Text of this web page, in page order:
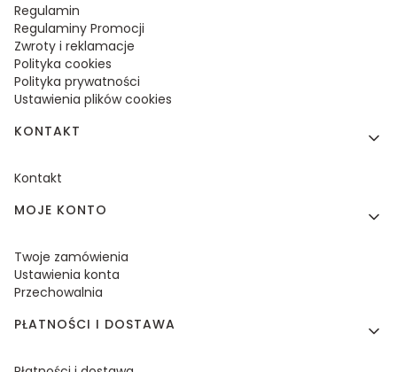
Regulamin
Regulaminy Promocji
Zwroty i reklamacje
Polityka cookies
Polityka prywatności
Ustawienia plików cookies
KONTAKT
Kontakt
MOJE KONTO
Twoje zamówienia
Ustawienia konta
Przechowalnia
PŁATNOŚCI I DOSTAWA